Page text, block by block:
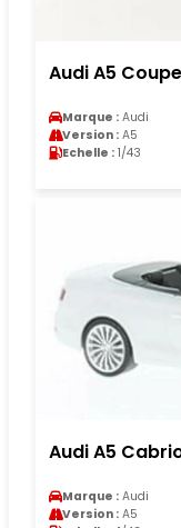
Audi A5
Marque : Audi
Version : A5
Echelle : 1/43
Audi A5
Marque : Audi
Version : A5